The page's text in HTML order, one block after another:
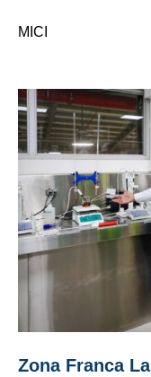
MICI
Zona Franca